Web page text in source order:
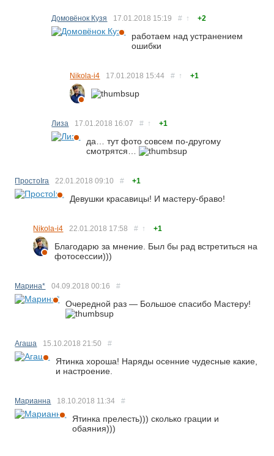
Домовёнок Кузя 17.01.2018 15:19 # ↑ +2
работаем над устранением
ошибки
Nikola-i4 17.01.2018 15:44 # ↑ +1
Лиза 17.01.2018 16:07 # ↑ +1
да… тут фото совсем по-другому
смотрятся…
ПростоIra 22.01.2018 09:10 # +1
Девушки красавицы! И мастеру-браво!
Nikola-i4 22.01.2018 17:58 # ↑ +1
Благодарю за мнение. Был бы рад встретиться на
фотосессии)))
Марина* 04.09.2018 00:16 #
Очередной раз — Большое спасибо Мастеру!
Агаша 15.10.2018 21:50 #
Ятинка хороша! Наряды осенние чудесные какие,
и настроение.
Марианна 18.10.2018 11:34 #
Ятинка прелесть))) сколько грации и
обаяния)))